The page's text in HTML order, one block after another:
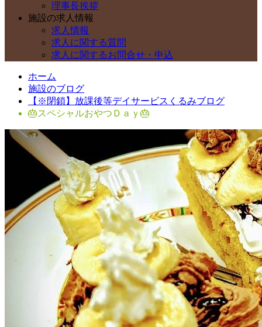
理事長挨拶
施設の求人情報
求人情報
求人に関する質問
求人に関するお問合せ・申込
ホーム
施設のブログ
【※閉鎖】放課後等デイサービスくるみブログ
🎂スペシャルおやつＤａｙ🎂